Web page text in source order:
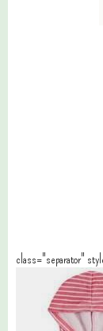
class="separator"